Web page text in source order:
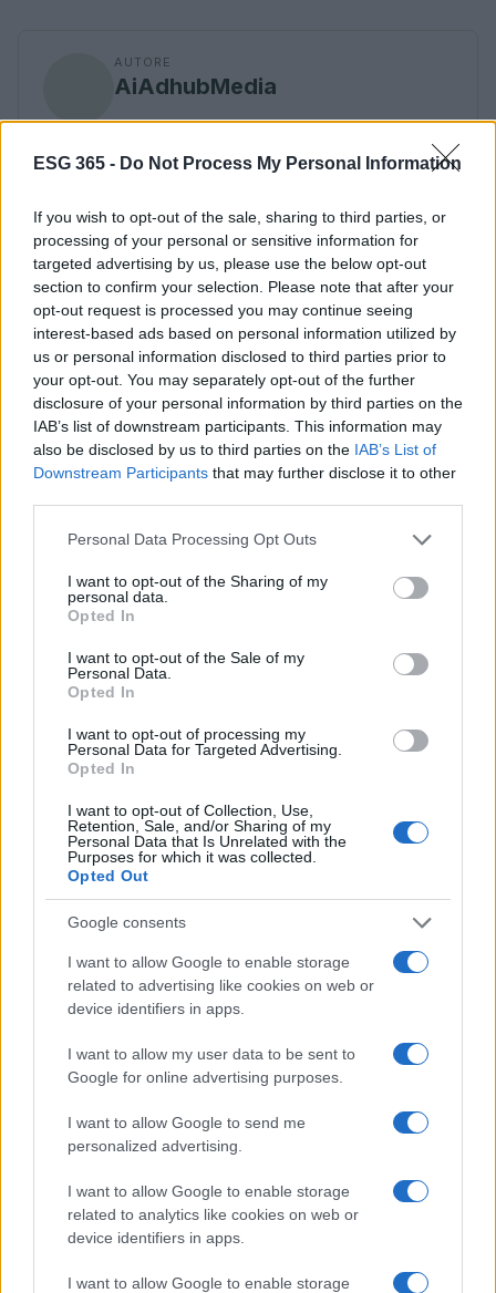
ESG 365 - Do Not Process My Personal Information
If you wish to opt-out of the sale, sharing to third parties, or
processing of your personal or sensitive information for
targeted advertising by us, please use the below opt-out
section to confirm your selection. Please note that after your
opt-out request is processed you may continue seeing
interest-based ads based on personal information utilized by
us or personal information disclosed to third parties prior to
your opt-out. You may separately opt-out of the further
disclosure of your personal information by third parties on the
IAB’s list of downstream participants. This information may
also be disclosed by us to third parties on the IAB’s List of
Downstream Participants that may further disclose it to other
Please note that this website/app uses one or more Google
not limited to your visit or usage behaviour. You may click to
grant or deny consent to Google and its third-party tags to
use your data for below specified purposes in below Google
consent section.
Personal Data Processing Opt Outs
I want to opt-out of the Sharing of my
personal data.
Opted In
I want to opt-out of the Sale of my
Personal Data.
Opted In
I want to opt-out of processing my
Personal Data for Targeted Advertising.
Opted In
I want to opt-out of Collection, Use,
Retention, Sale, and/or Sharing of my
Personal Data that Is Unrelated with the
Purposes for which it was collected.
Opted Out
Google consents
I want to allow Google to enable storage
related to advertising like cookies on web or
device identifiers in apps.
I want to allow my user data to be sent to
Google for online advertising purposes.
I want to allow Google to send me
personalized advertising.
I want to allow Google to enable storage
related to analytics like cookies on web or
device identifiers in apps.
I want to allow Google to enable storage
AUTORE
AiAdhubMedia
Continua a leggere
Sanità sarda e transizione verde: tra case della
comunità, industria farmaceutica e tensioni politiche
Ilaria Galli · 15 Giu 2026
ESG NEWS